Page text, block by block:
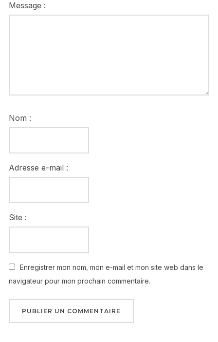
Message :
Nom :
Adresse e-mail :
Site :
Enregistrer mon nom, mon e-mail et mon site web dans le
navigateur pour mon prochain commentaire.